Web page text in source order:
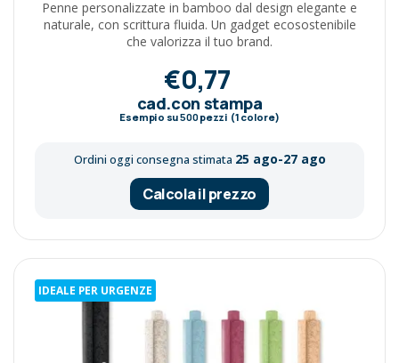
Penne personalizzate in bamboo dal design elegante e
naturale, con scrittura fluida. Un gadget ecosostenibile
che valorizza il tuo brand.
€0,77
cad.con stampa
Esempio su500pezzi (1 colore)
Ordini oggi consegna stimata 25 ago-27 ago
Calcola il prezzo
IDEALE PER URGENZE